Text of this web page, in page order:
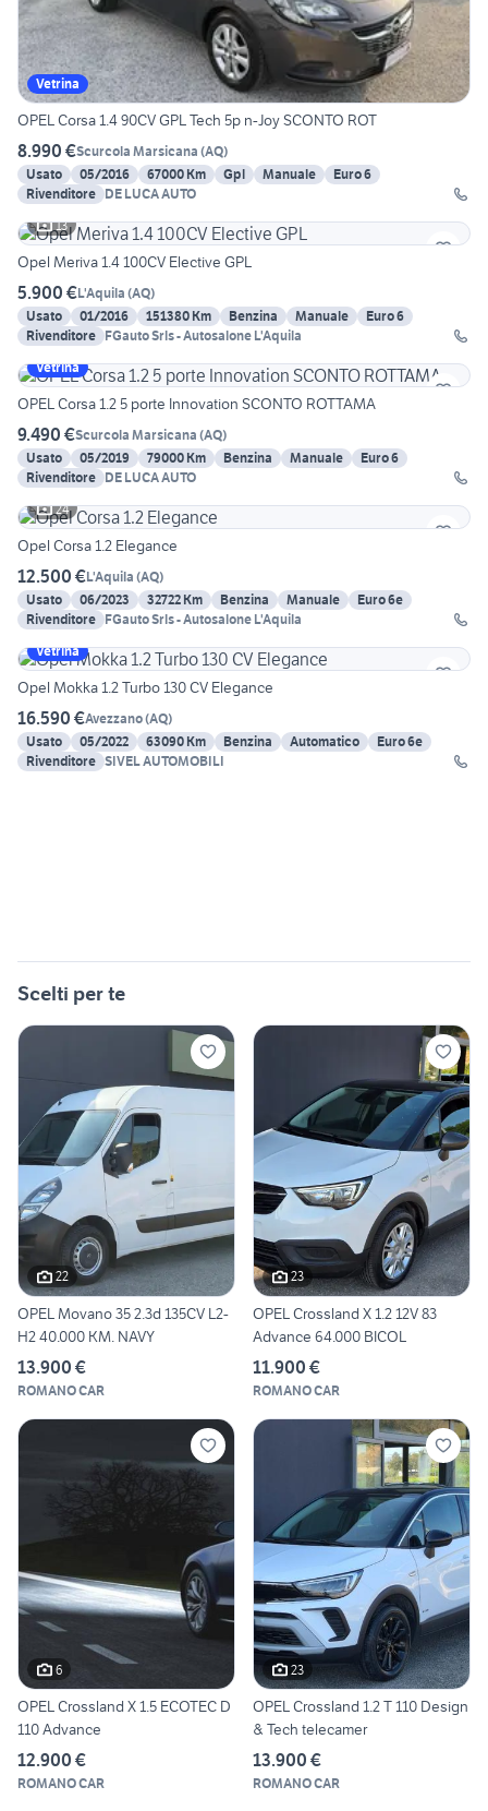
Vetrina
OPEL Corsa 1.4 90CV GPL Tech 5p n-Joy SCONTO ROT
8.990 €Scurcola Marsicana (AQ)
Usato
05/2016 67000 Km Gpl Manuale
Euro 6
Rivenditore DE LUCA AUTO
13
Opel Meriva 1.4 100CV Elective GPL
5.900 €L'Aquila (AQ)
Usato
01/2016 151380 Km Benzina Manuale
Euro 6
Rivenditore FGauto Srls - Autosalone L'Aquila
Vetrina
OPEL Corsa 1.2 5 porte Innovation SCONTO ROTTAMA
9.490 €Scurcola Marsicana (AQ)
Usato
05/2019 79000 Km Benzina Manuale
Euro 6
Rivenditore DE LUCA AUTO
24
Opel Corsa 1.2 Elegance
12.500 €L'Aquila (AQ)
Usato
06/2023 32722 Km Benzina Manuale
Euro 6e
Rivenditore FGauto Srls - Autosalone L'Aquila
Vetrina
Opel Mokka 1.2 Turbo 130 CV Elegance
16.590 €Avezzano(AQ)
Usato
05/2022 63090 Km Benzina Automatico
Euro 6e
Rivenditore SIVEL AUTOMOBILI
Scelti per te
22
OPEL Movano 35 2.3d 135CV L2-
H2 40.000 KM. NAVY
13.900 €
ROMANO CAR
23
OPEL Crossland X 1.2 12V 83
Advance 64.000 BICOL
11.900 €
ROMANO CAR
6
OPEL Crossland X 1.5 ECOTEC D
110 Advance
12.900 €
ROMANO CAR
23
OPEL Crossland 1.2 T 110 Design
& Tech telecamer
13.900 €
ROMANO CAR